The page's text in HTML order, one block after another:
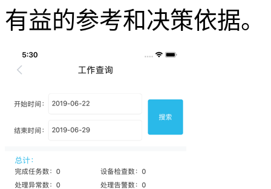
有益的参考和决策依据。